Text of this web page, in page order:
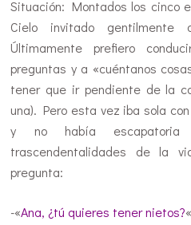
Situación: Montados los cinco
Cielo invitado gentilmente
Últimamente prefiero
preguntas y a «cuéntanos
tener que ir pendiente de la
una). Pero esta vez iba sola
y no había escapatoria
trascendentalidades de la
pregunta:
-«Ana, ¿tú quieres tener nietos?«